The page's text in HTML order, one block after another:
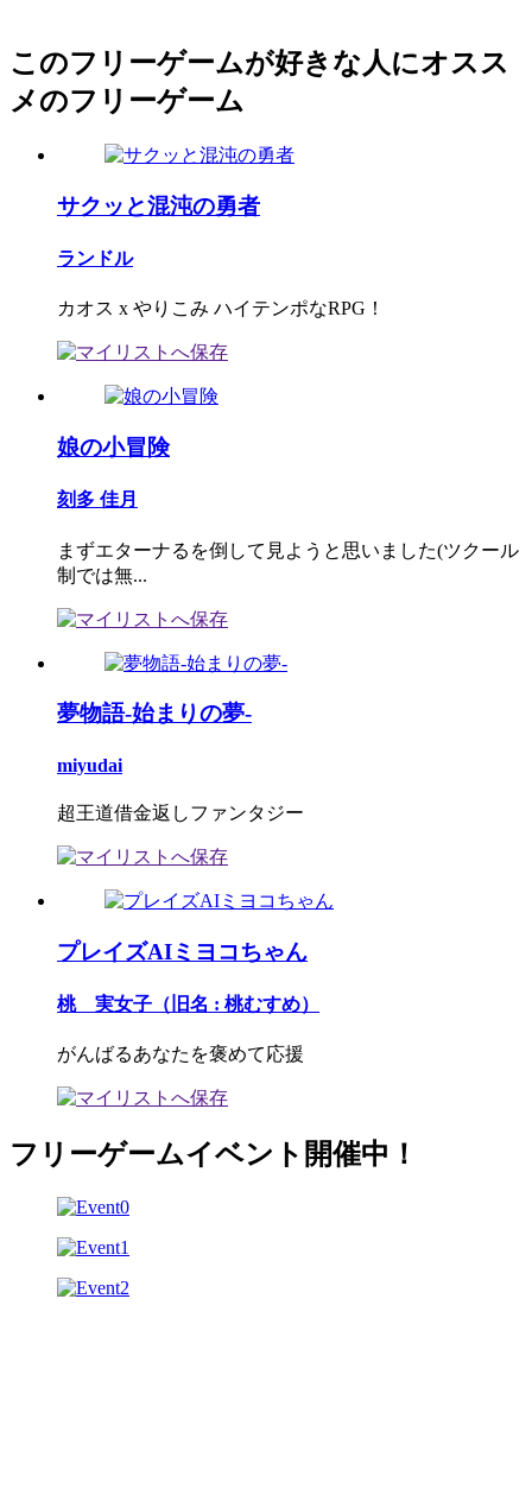
このフリーゲームが好きな人にオスス
メのフリーゲーム
サクッと混沌の勇者
ランドル
カオス x やりこみ ハイテンポなRPG！
娘の小冒険
刻多 佳月
まずエターナるを倒して見ようと思いました(ツクール
制では無...
夢物語-始まりの夢-
miyudai
超王道借金返しファンタジー
プレイズAIミヨコちゃん
桃 実女子（旧名 : 桃むすめ）
がんばるあなたを褒めて応援
フリーゲームイベント開催中！